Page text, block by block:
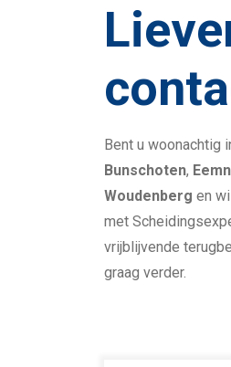
Bent u woonachtig
Bunschoten,
Woudenberg en
met
vrijblijvende
graag verder.